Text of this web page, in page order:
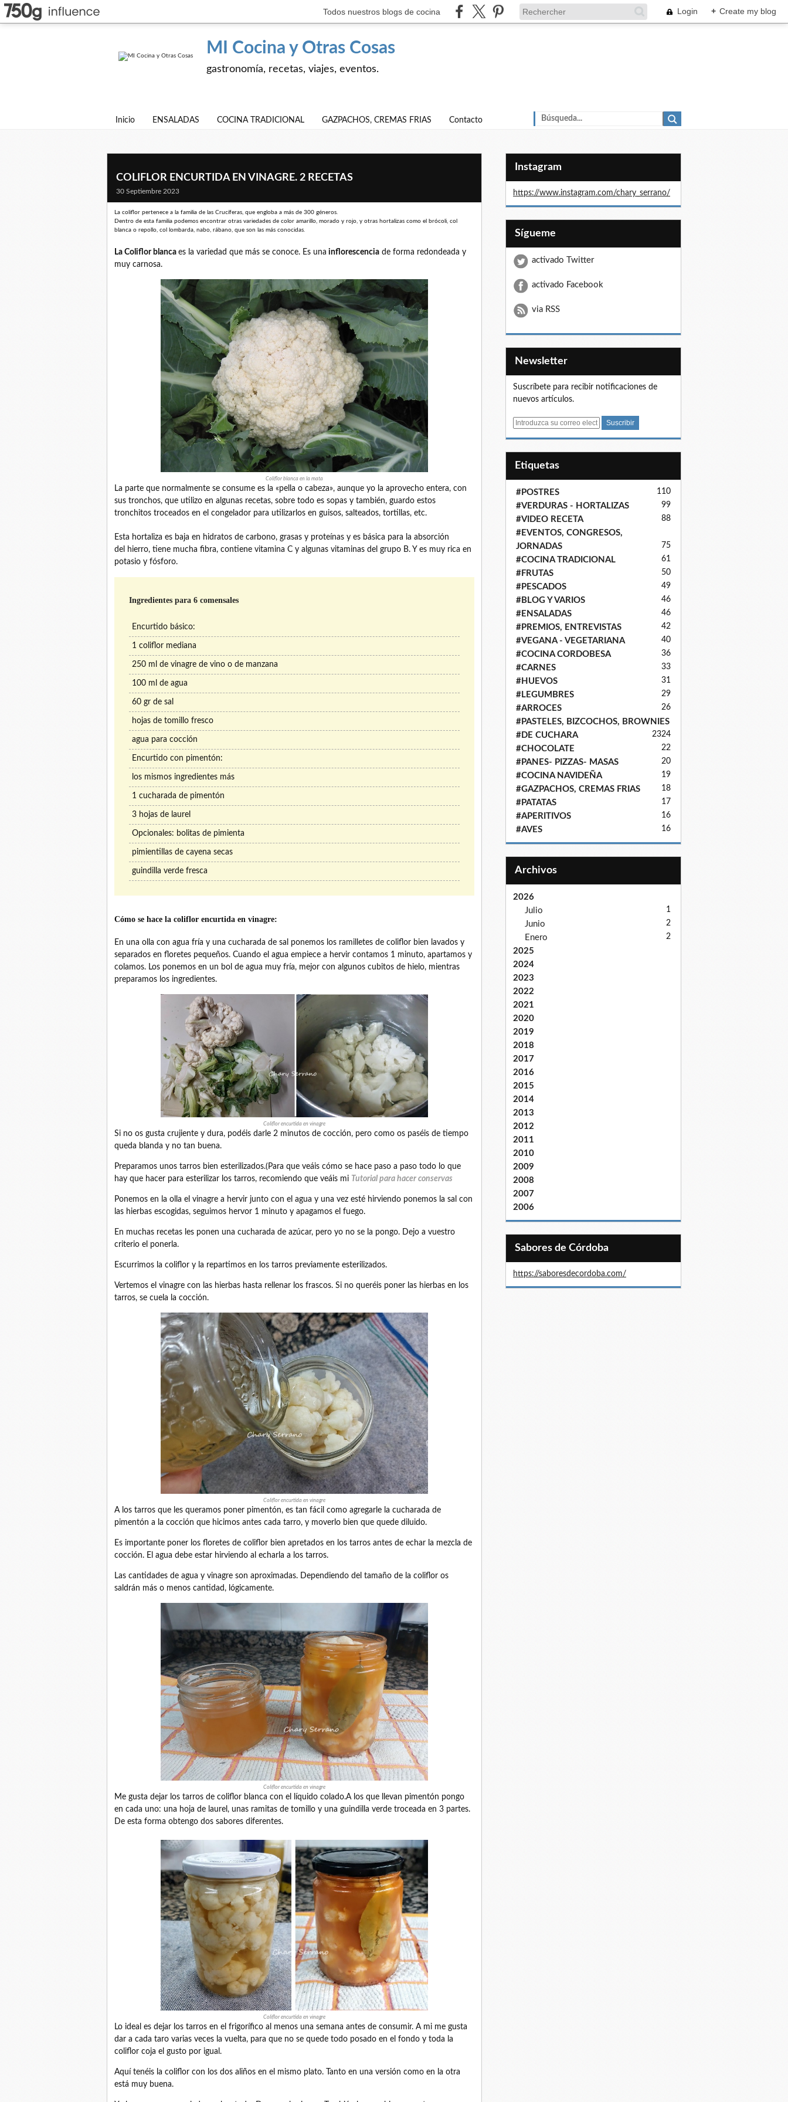
Todos nuestros blogs de cocina Login + Create my blog
MI Cocina y Otras Cosas
gastronomía, recetas, viajes, eventos.
Inicio ENSALADAS COCINA TRADICIONAL GAZPACHOS, CREMAS FRIAS Contacto
COLIFLOR ENCURTIDA EN VINAGRE. 2 RECETAS
30 Septiembre 2023
La coliflor pertenece a la familia de las Crucíferas, que engloba a más de 300 géneros.
Dentro de esta familia podemos encontrar otras variedades de color amarillo, morado y rojo, y otras hortalizas como el brócoli, col
blanca o repollo, col lombarda, nabo, rábano, que son las más conocidas.
La Coliflor blanca es la variedad que más se conoce. Es una inflorescencia de forma redondeada y
muy carnosa.
Coliflor blanca en la mata
La parte que normalmente se consume es la «pella o cabeza», aunque yo la aprovecho entera, con
sus tronchos, que utilizo en algunas recetas, sobre todo es sopas y también, guardo estos
tronchitos troceados en el congelador para utilizarlos en guisos, salteados, tortillas, etc.
Esta hortaliza es baja en hidratos de carbono, grasas y proteínas y es básica para la absorción
del hierro, tiene mucha fibra, contiene vitamina C y algunas vitaminas del grupo B. Y es muy rica en
potasio y fósforo.
Ingredientes para 6 comensales
Encurtido básico:
1 coliflor mediana
250 ml de vinagre de vino o de manzana
100 ml de agua
60 gr de sal
hojas de tomillo fresco
agua para cocción
Encurtido con pimentón:
los mismos ingredientes más
1 cucharada de pimentón
3 hojas de laurel
Opcionales: bolitas de pimienta
pimientillas de cayena secas
guindilla verde fresca
Cómo se hace la coliflor encurtida en vinagre:
En una olla con agua fría y una cucharada de sal ponemos los ramilletes de coliflor bien lavados y
separados en floretes pequeños. Cuando el agua empiece a hervir contamos 1 minuto, apartamos y
colamos. Los ponemos en un bol de agua muy fría, mejor con algunos cubitos de hielo, mientras
preparamos los ingredientes.
Coliflor encurtida en vinagre
Si no os gusta crujiente y dura, podéis darle 2 minutos de cocción, pero como os paséis de tiempo
queda blanda y no tan buena.
Preparamos unos tarros bien esterilizados.(Para que veáis cómo se hace paso a paso todo lo que
hay que hacer para esterilizar los tarros, recomiendo que veáis mi Tutorial para hacer conservas
Ponemos en la olla el vinagre a hervir junto con el agua y una vez esté hirviendo ponemos la sal con
las hierbas escogidas, seguimos hervor 1 minuto y apagamos el fuego.
En muchas recetas les ponen una cucharada de azúcar, pero yo no se la pongo. Dejo a vuestro
criterio el ponerla.
Escurrimos la coliflor y la repartimos en los tarros previamente esterilizados.
Vertemos el vinagre con las hierbas hasta rellenar los frascos. Si no queréis poner las hierbas en los
tarros, se cuela la cocción.
Coliflor encurtida en vinagre
A los tarros que les queramos poner pimentón, es tan fácil como agregarle la cucharada de
pimentón a la cocción que hicimos antes cada tarro, y moverlo bien que quede diluido.
Es importante poner los floretes de coliflor bien apretados en los tarros antes de echar la mezcla de
cocción. El agua debe estar hirviendo al echarla a los tarros.
Las cantidades de agua y vinagre son aproximadas. Dependiendo del tamaño de la coliflor os
saldrán más o menos cantidad, lógicamente.
Coliflor encurtida en vinagre
Me gusta dejar los tarros de coliflor blanca con el líquido colado.A los que llevan pimentón pongo
en cada uno: una hoja de laurel, unas ramitas de tomillo y una guindilla verde troceada en 3 partes.
De esta forma obtengo dos sabores diferentes.
Coliflor encurtida en vinagre
Lo ideal es dejar los tarros en el frigorífico al menos una semana antes de consumir. A mi me gusta
dar a cada taro varias veces la vuelta, para que no se quede todo posado en el fondo y toda la
coliflor coja el gusto por igual.
Aquí tenéis la coliflor con los dos aliños en el mismo plato. Tanto en una versión como en la otra
está muy buena.
Instagram
https://www.instagram.com/chary_serrano/
Sígueme
activado Twitter
activado Facebook
via RSS
Newsletter
Suscríbete para recibir notificaciones de
nuevos artículos.
E
Etiquetas
#POSTRES 110
#VERDURAS - HORTALIZAS 99
#VIDEO RECETA 88
#EVENTOS, CONGRESOS,
JORNADAS
75
#COCINA TRADICIONAL 61
#FRUTAS 50
#PESCADOS 49
#BLOG Y VARIOS 46
#ENSALADAS 46
#PREMIOS, ENTREVISTAS 42
#VEGANA - VEGETARIANA 40
#COCINA CORDOBESA 36
#CARNES 33
#HUEVOS 31
#LEGUMBRES 29
#ARROCES 26
#PASTELES, BIZCOCHOS, BROWNIES
24
#DE CUCHARA 23
#CHOCOLATE 22
#PANES- PIZZAS- MASAS 20
#COCINA NAVIDEÑA 19
#GAZPACHOS, CREMAS FRIAS 18
#PATATAS 17
#APERITIVOS 16
#AVES 16
Archivos
2026
Julio
1
Junio 2
Enero 2
2025
2024
2023
2022
2021
2020
2019
2018
2017
2016
2015
2014
2013
2012
2011
2010
2009
2008
2007
2006
Sabores de Córdoba
https://saboresdecordoba.com/